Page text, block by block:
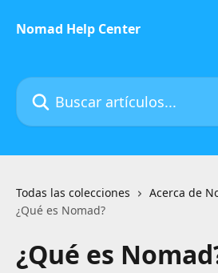
Nomad Help Center
Buscar artículos...
Todas las colecciones
Acerca de
¿Qué es Nomad?
¿Qué es